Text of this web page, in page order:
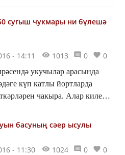
сугыш чукмары ни бүлешә
- 14:11 1013 0 0
укучылар арасында
күп катлы йортларда
чакыра. Алар килеп
басуның сәер ысулы
- 11:30 1024 0 0